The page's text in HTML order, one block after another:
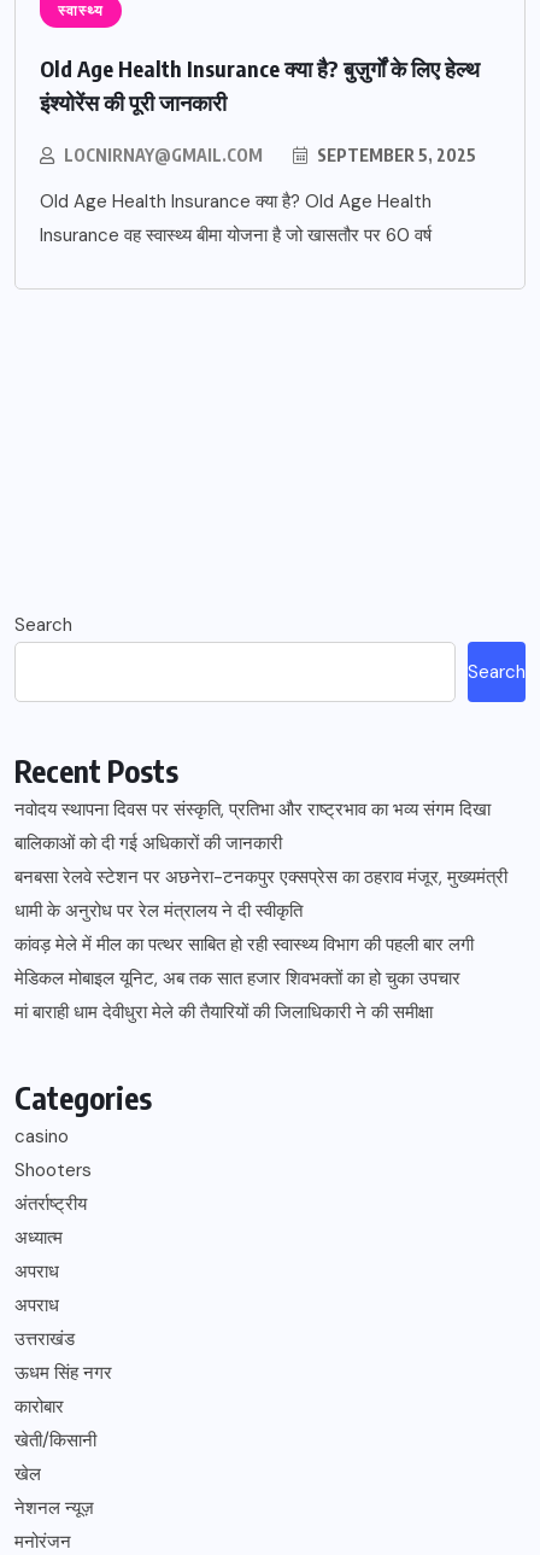
स्वास्थ्य
Old Age Health Insurance क्या है? बुज़ुर्गों के लिए हेल्थ
इंश्योरेंस की पूरी जानकारी
LOCNIRNAY@GMAIL.COM SEPTEMBER 5, 2025
Old Age Health Insurance क्या है? Old Age Health
Insurance वह स्वास्थ्य बीमा योजना है जो खासतौर पर 60 वर्ष
Search
Search
Recent Posts
नवोदय स्थापना दिवस पर संस्कृति, प्रतिभा और राष्ट्रभाव का भव्य संगम दिखा
बालिकाओं को दी गई अधिकारों की जानकारी
बनबसा रेलवे स्टेशन पर अछनेरा-टनकपुर एक्सप्रेस का ठहराव मंजूर, मुख्यमंत्री
धामी के अनुरोध पर रेल मंत्रालय ने दी स्वीकृति
कांवड़ मेले में मील का पत्थर साबित हो रही स्वास्थ्य विभाग की पहली बार लगी
मेडिकल मोबाइल यूनिट, अब तक सात हजार शिवभक्तों का हो चुका उपचार
मां बाराही धाम देवीधुरा मेले की तैयारियों की जिलाधिकारी ने की समीक्षा
Categories
casino
Shooters
अंतर्राष्ट्रीय
अध्यात्म
अपराध
अपराध
उत्तराखंड
ऊधम सिंह नगर
कारोबार
खेती/किसानी
खेल
नेशनल न्यूज़
मनोरंजन